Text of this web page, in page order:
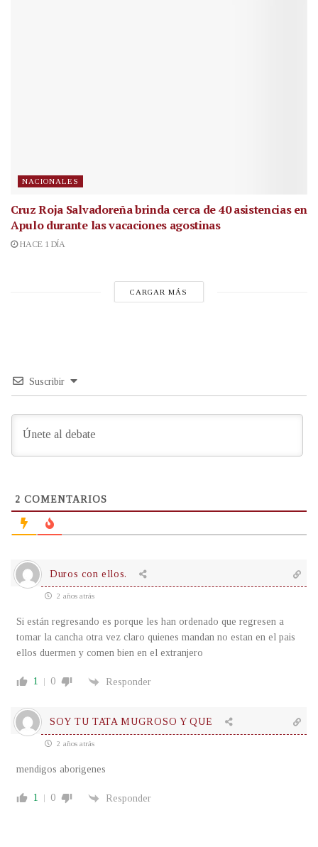
NACIONALES
Cruz Roja Salvadoreña brinda cerca de 40 asistencias en
Apulo durante las vacaciones agostinas
HACE 1 DÍA
CARGAR MÁS
Suscribir
2 COMENTARIOS
Duros con ellos.
2 años atrás
Si están regresando es porque les han ordenado que regresen a
tomar la cancha otra vez claro quienes mandan no estan en el pais
ellos duermen y comen bien en el extranjero
1 0 Responder
SOY TU TATA MUGROSO Y QUE
2 años atrás
mendigos aborigenes
1 0 Responder